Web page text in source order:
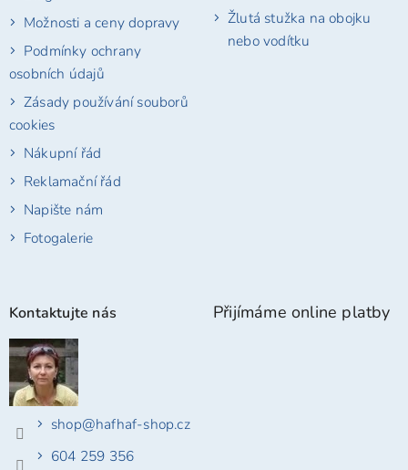
Možnosti a ceny dopravy
Podmínky ochrany
osobních údajů
Zásady používání souborů
cookies
Nákupní řád
Reklamační řád
Napište nám
Fotogalerie
Žlutá stužka na obojku
nebo vodítku
Kontaktujte nás
shop@hafhaf-shop.cz
604 259 356
Přijímáme online platby